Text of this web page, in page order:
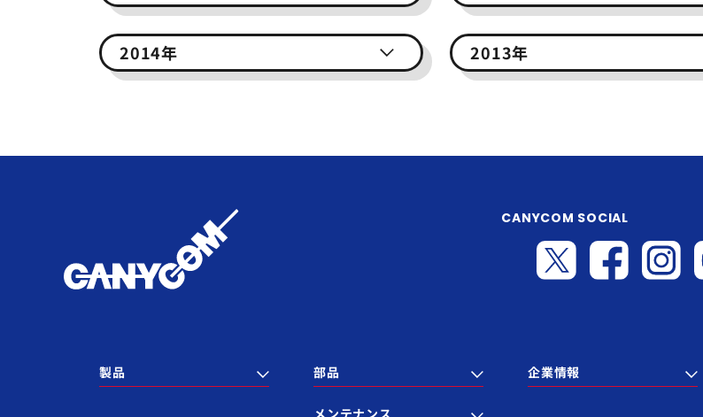
2014年 2013年
CANYCOM SOCIAL
製品 部品
メンテナンス
企業情報